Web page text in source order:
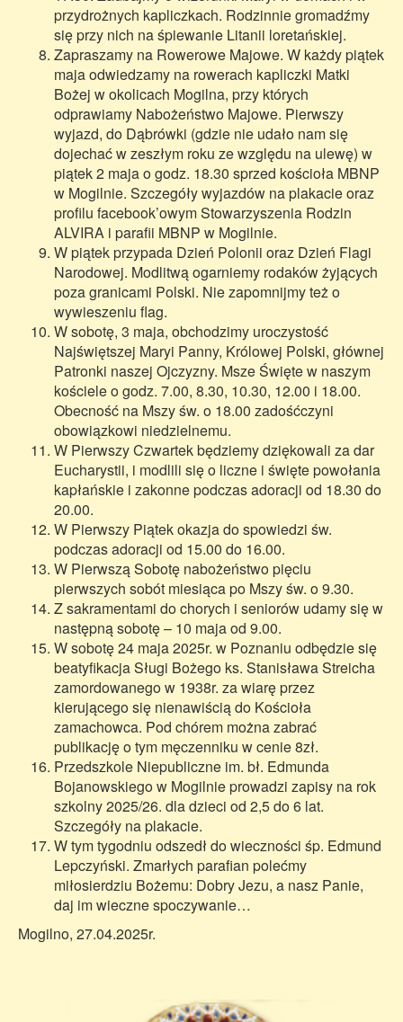
przydrożnych kapliczkach. Rodzinnie gromadźmy
się przy nich na śpiewanie Litanii loretańskiej.
Zapraszamy na Rowerowe Majowe. W każdy piątek
maja odwiedzamy na rowerach kapliczki Matki
Bożej w okolicach Mogilna, przy których
odprawiamy Nabożeństwo Majowe. Pierwszy
wyjazd, do Dąbrówki (gdzie nie udało nam się
dojechać w zeszłym roku ze względu na ulewę) w
piątek 2 maja o godz. 18.30 sprzed kościoła MBNP
w Mogilnie. Szczegóły wyjazdów na plakacie oraz
profilu facebook’owym Stowarzyszenia Rodzin
ALVIRA i parafii MBNP w Mogilnie.
W piątek przypada Dzień Polonii oraz Dzień Flagi
Narodowej. Modlitwą ogarniemy rodaków żyjących
poza granicami Polski. Nie zapomnijmy też o
wywieszeniu flag.
W sobotę, 3 maja, obchodzimy uroczystość
Najświętszej Maryi Panny, Królowej Polski, głównej
Patronki naszej Ojczyzny. Msze Święte w naszym
kościele o godz. 7.00, 8.30, 10.30, 12.00 i 18.00.
Obecność na Mszy św. o 18.00 zadośćczyni
obowiązkowi niedzielnemu.
W Pierwszy Czwartek będziemy dziękowali za dar
Eucharystii, i modlili się o liczne i święte powołania
kapłańskie i zakonne podczas adoracji od 18.30 do
20.00.
W Pierwszy Piątek okazja do spowiedzi św.
podczas adoracji od 15.00 do 16.00.
W Pierwszą Sobotę nabożeństwo pięciu
pierwszych sobót miesiąca po Mszy św. o 9.30.
Z sakramentami do chorych i seniorów udamy się w
następną sobotę – 10 maja od 9.00.
W sobotę 24 maja 2025r. w Poznaniu odbędzie się
beatyfikacja Sługi Bożego ks. Stanisława Streicha
zamordowanego w 1938r. za wiarę przez
kierującego się nienawiścią do Kościoła
zamachowca. Pod chórem można zabrać
publikację o tym męczenniku w cenie 8zł.
Przedszkole Niepubliczne im. bł. Edmunda
Bojanowskiego w Mogilnie prowadzi zapisy na rok
szkolny 2025/26. dla dzieci od 2,5 do 6 lat.
Szczegóły na plakacie.
W tym tygodniu odszedł do wieczności śp. Edmund
Lepczyński. Zmarłych parafian polećmy
miłosierdziu Bożemu: Dobry Jezu, a nasz Panie,
daj im wieczne spoczywanie…
Mogilno, 27.04.2025r.